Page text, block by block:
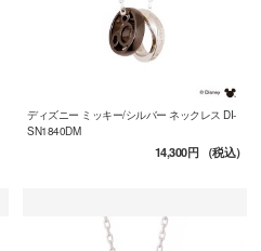
ディズニー ミッキー/シルバー ネックレス DI-
SN1840DM
14,300円（税込）